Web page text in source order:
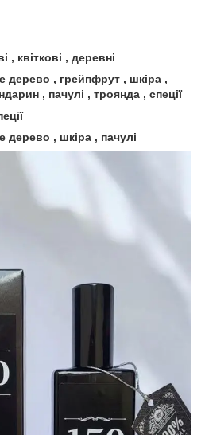
, квіткові , деревні
дерево , грейпфрут , шкіра ,
, пачулі , троянда , спеції
дерево , шкіра , пачулі